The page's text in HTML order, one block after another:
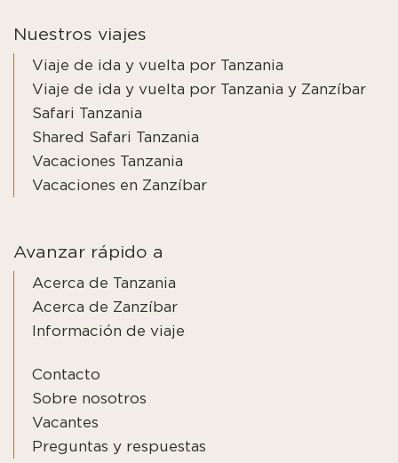
Nuestros viajes
Viaje de ida y vuelta por Tanzania
Viaje de ida y vuelta por Tanzania y Zanzíbar
Safari Tanzania
Shared Safari Tanzania
Vacaciones Tanzania
Vacaciones en Zanzíbar
Avanzar rápido a
Acerca de Tanzania
Acerca de Zanzíbar
Información de viaje
Contacto
Sobre nosotros
Vacantes
Preguntas y respuestas